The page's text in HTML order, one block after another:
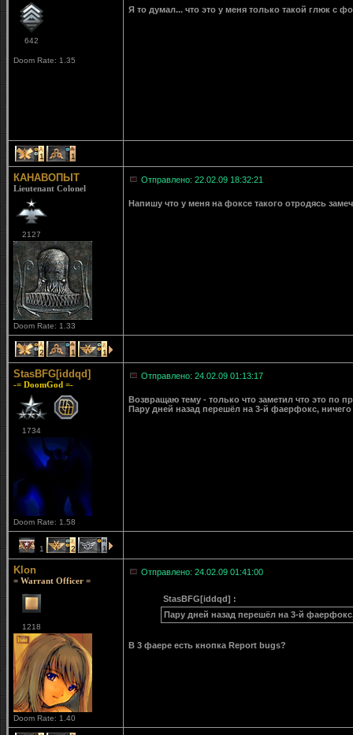
642
Doom Rate: 1.35
Я то думал... что это у меня только такой глюк с
1 1
КАНАВОПЫТ
Lieutenant Colonel
2127
Doom Rate: 1.33
Отправлено: 22.02.09 18:32:21
Напишу что у меня на фоксе такого отродясь
2 1 1
StasBFG[iddqd]
-= DoomGod =-
1734
Doom Rate: 1.58
Отправлено: 24.02.09 01:13:17
Возвращаю тему - только что заметил что это по
Пару дней назад перешёл на 3-й фаерфокс,
1 2 1
Klon
= Warrant Officer =
1218
Doom Rate: 1.40
Отправлено: 24.02.09 01:41:00
StasBFG[iddqd] :
Пару дней назад перешёл на 3-й
В 3 фаере есть кнопка Report bugs?